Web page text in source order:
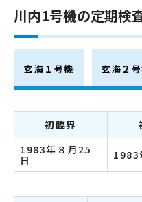
川内1号機の定期検
玄海１号機 玄海２
初臨界
1983年８月25
日
1983